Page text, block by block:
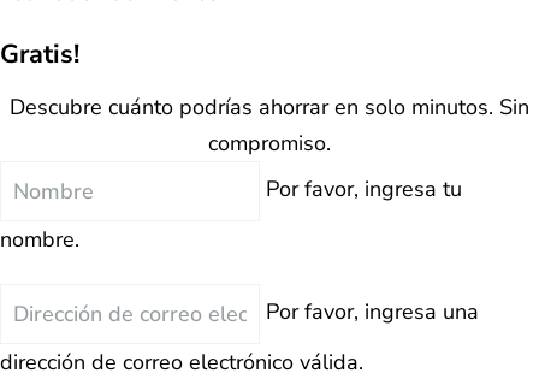
Gratis!
Descubre cuánto podrías ahorrar en solo minutos. Sin
compromiso.
Nombre
Por favor, ingresa tu
nombre.
Correo
Por favor, ingresa una
dirección de correo electrónico válida.